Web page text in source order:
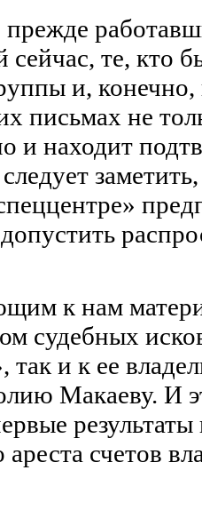
те, кто
и, конечно,
письмах не
и находит
к нам
судебных
так и к ее
Макаеву. И
результаты
ареста счетов